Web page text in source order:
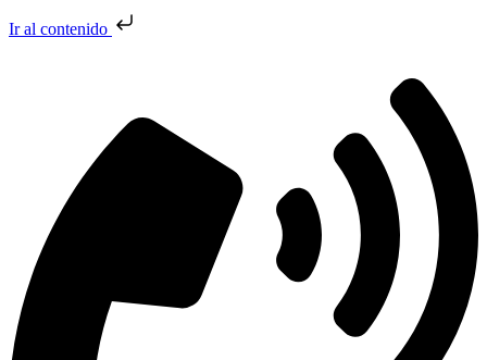
Ir al contenido